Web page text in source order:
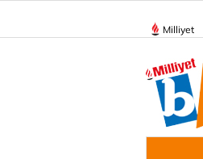
Milliyet